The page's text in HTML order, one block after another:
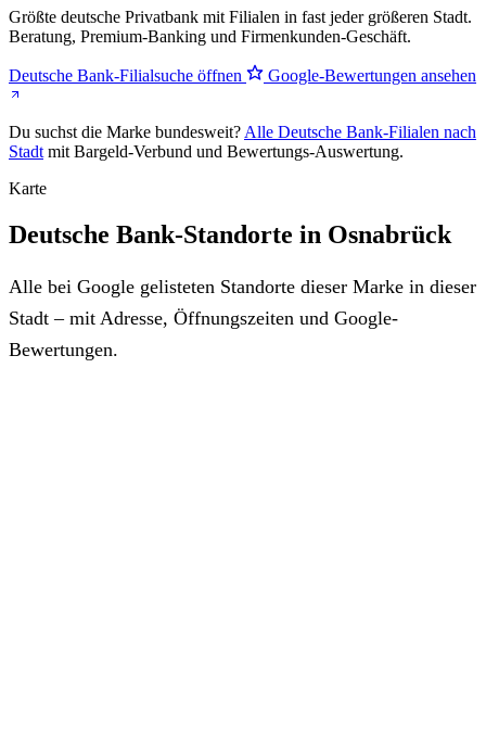
Größte deutsche Privatbank mit Filialen in fast jeder größeren Stadt.
Beratung, Premium-Banking und Firmenkunden-Geschäft.
Deutsche Bank-Filialsuche öffnen Google-Bewertungen ansehen
Du suchst die Marke bundesweit? Alle Deutsche Bank-Filialen nach
Stadt mit Bargeld-Verbund und Bewertungs-Auswertung.
Karte
Deutsche Bank-Standorte in Osnabrück
Alle bei Google gelisteten Standorte dieser Marke in dieser
Stadt – mit Adresse, Öffnungszeiten und Google-
Bewertungen.